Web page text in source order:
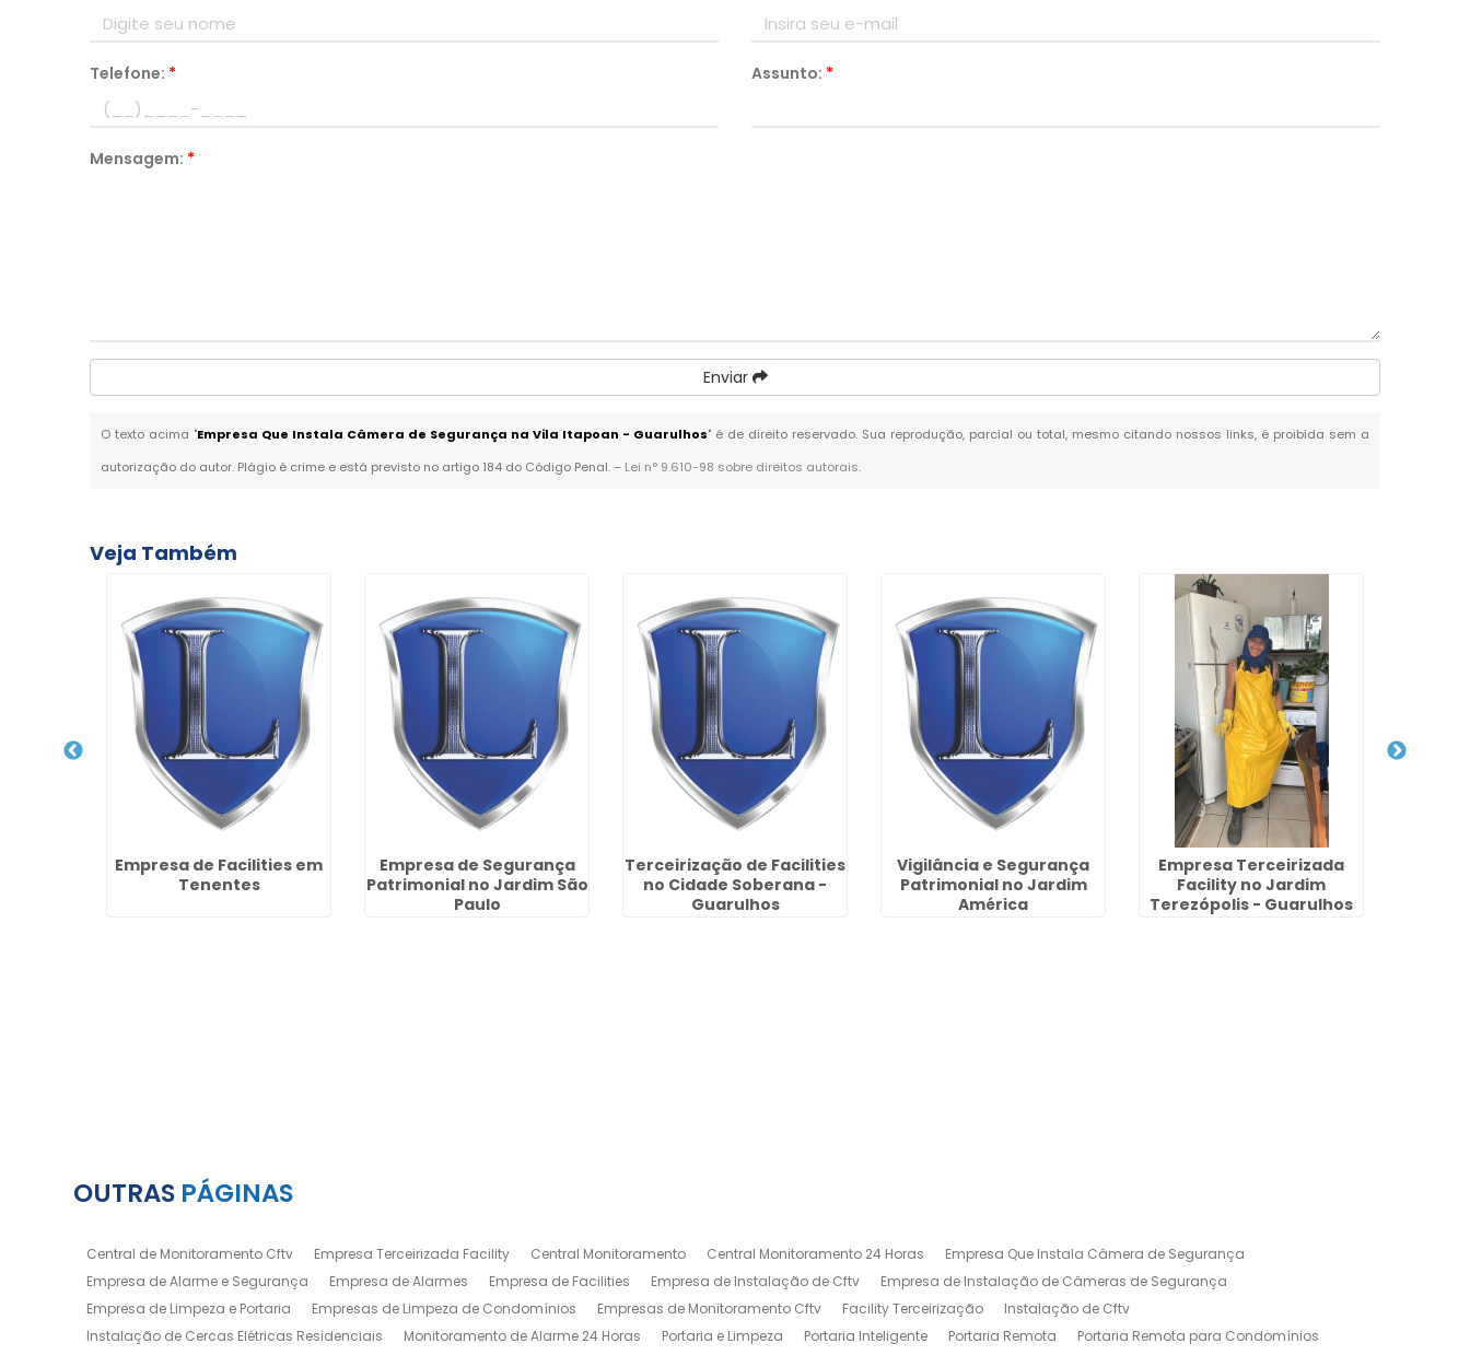
Telefone: * Assunto: *
Mensagem: *
Enviar
O texto acima "Empresa Que Instala Câmera de Segurança na Vila Itapoan - Guarulhos" é de direito reservado. Sua reprodução, parcial ou total, mesmo citando nossos links, é proibida sem a
autorização do autor. Plágio é crime e está previsto no artigo 184 do Código Penal. – Lei n° 9.610-98 sobre direitos autorais.
Veja Também
Empresa de Facilities em
Tenentes
Empresa de Segurança
Patrimonial no Jardim São
Paulo
Terceirização de Facilities
no Cidade Soberana -
Guarulhos
Vigilância e Segurança
Patrimonial no Jardim
América
Empresa Terceirizada
Facility no Jardim
Terezópolis - Guarulhos
OUTRAS PÁGINAS
Central de Monitoramento Cftv Empresa Terceirizada Facility Central Monitoramento Central Monitoramento 24 Horas
Empresa Que Instala Câmera de Segurança
Empresa de Alarme e Segurança
Empresa de Alarmes Empresa de Facilities Empresa de Instalação de Cftv
Empresa de Instalação de Câmeras de Segurança
Empresa de Limpeza e Portaria
Empresas de Limpeza de Condomínios Empresas de Monitoramento Cftv Facility Terceirização
Instalação de Cftv
Instalação de Cercas Elétricas Residenciais
Monitoramento de Alarme 24 Horas Portaria e Limpeza Portaria Inteligente Portaria Remota
Portaria Remota para Condomínios